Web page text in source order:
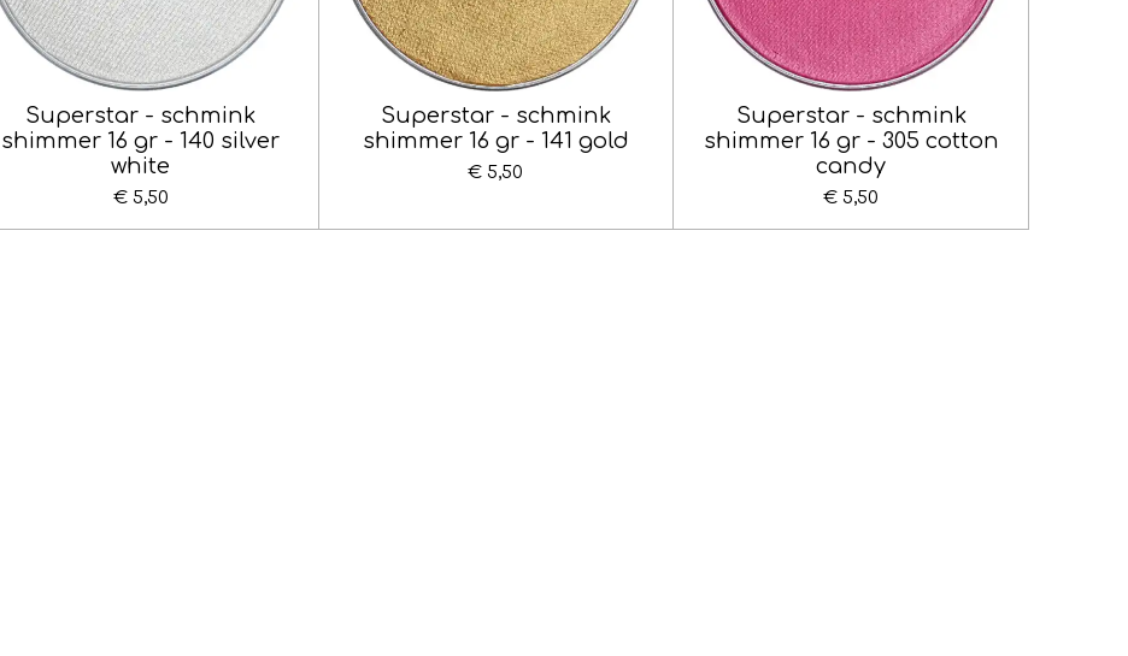
Superstar - schmink
shimmer 16 gr - 140 silver
white
€ 5,50
Superstar - schmink
shimmer 16 gr - 141 gold
€ 5,50
Superstar - schmink
shimmer 16 gr - 305 cotton
candy
€ 5,50